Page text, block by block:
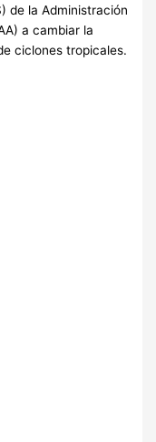
de la Administración
a cambiar la
ciclones tropicales.